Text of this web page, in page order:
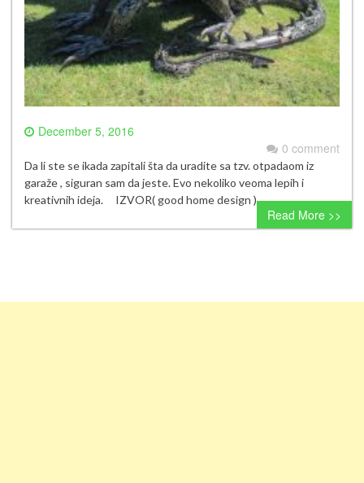
December 5, 2016
0 comment
Da li ste se ikada zapitali šta da uradite sa tzv. otpadaom iz
garaže , siguran sam da jeste. Evo nekoliko veoma lepih i
kreativnih ideja. IZVOR( good home design )
Read More >>